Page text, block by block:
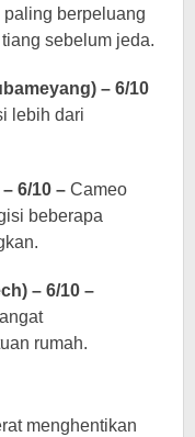
berpeluang
sebelum jeda.
– 6/10
lebih dari
6/10 – Cameo
beberapa
– 6/10 –
rumah.
menghentikan